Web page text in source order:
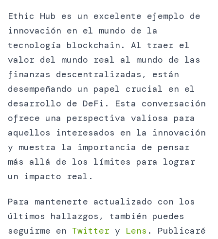
Ethic Hub es un excelente ejemplo de
innovación en el mundo de la
tecnología blockchain. Al traer el
valor del mundo real al mundo de las
finanzas descentralizadas, están
desempeñando un papel crucial en el
desarrollo de DeFi. Esta conversación
ofrece una perspectiva valiosa para
aquellos interesados en la innovación
y muestra la importancia de pensar
más allá de los límites para lograr
un impacto real.
Para mantenerte actualizado con los
últimos hallazgos, también puedes
seguirme en Twitter y Lens . Publicaré